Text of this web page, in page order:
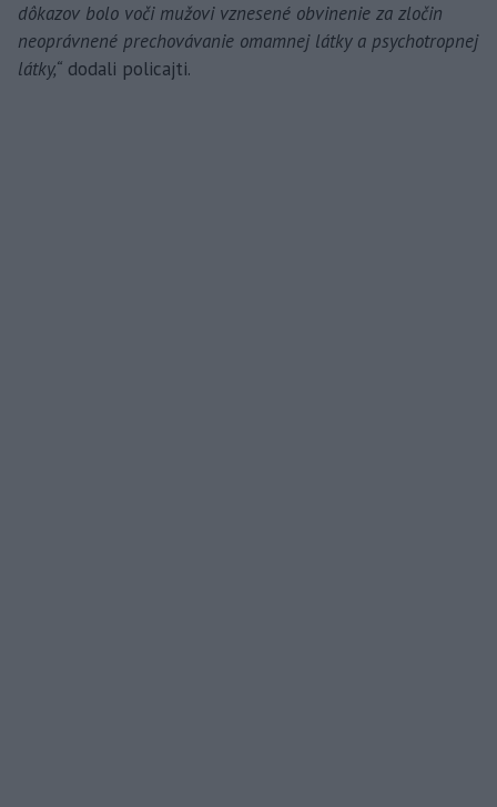
dôkazov bolo voči mužovi vznesené obvinenie za zločin
neoprávnené prechovávanie omamnej látky a psychotropnej
látky,“ dodali policajti.